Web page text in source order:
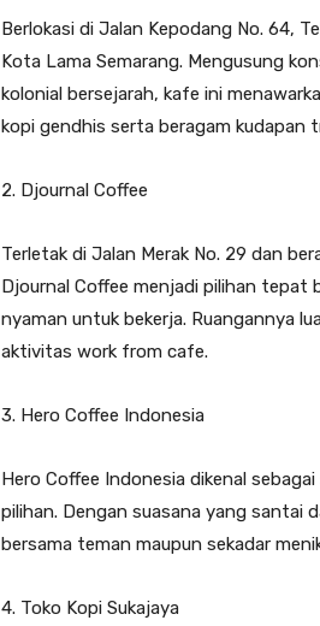
Berlokasi di Jalan Kepodang No. 64,
Kota Lama Semarang. Mengusung
kolonial bersejarah, kafe ini
kopi gendhis serta beragam kudapan
2. Djournal Coffee
Terletak di Jalan Merak No. 29 dan
Djournal Coffee menjadi pilihan tepat
nyaman untuk bekerja. Ruangannya
aktivitas work from cafe.
3. Hero Coffee Indonesia
Hero Coffee Indonesia dikenal
pilihan. Dengan suasana yang santai
bersama teman maupun sekadar
4. Toko Kopi Sukajaya